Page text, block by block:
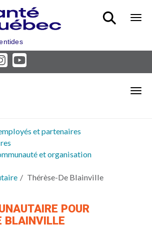
et partenaires
et organisation
Thérèse-De Blainville
POUR
BLAINVILLE